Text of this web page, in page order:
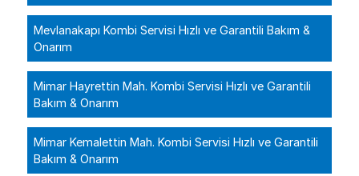
Mevlanakapı Kombi Servisi Hızlı ve Garantili Bakım &
Onarım
Mimar Hayrettin Mah. Kombi Servisi Hızlı ve Garantili
Bakım & Onarım
Mimar Kemalettin Mah. Kombi Servisi Hızlı ve Garantili
Bakım & Onarım